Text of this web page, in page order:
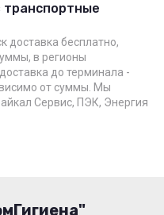
транспортные
доставка бесплатно,
в регионы
до терминала -
от суммы. Мы
Сервис, ПЭК, Энергия